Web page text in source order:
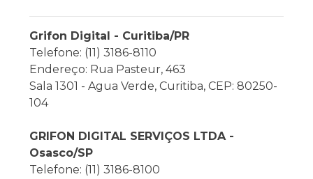
Grifon Digital - Curitiba/PR
Telefone: (11) 3186-8110
Endereço: Rua Pasteur, 463
Sala 1301 - Agua Verde, Curitiba, CEP: 80250-
104
GRIFON DIGITAL SERVIÇOS LTDA -
Osasco/SP
Telefone: (11) 3186-8100